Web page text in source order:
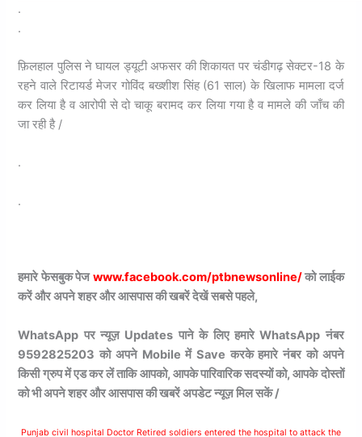
.
.
फ़िलहाल पुलिस ने घायल ड्यूटी अफसर की शिकायत पर चंडीगढ़ सेक्टर-18 के
रहने वाले रिटायर्ड मेजर गोविंद बख्शीश सिंह (61 साल) के खिलाफ मामला दर्ज
कर लिया है व आरोपी से दो चाकू बरामद कर लिया गया है व मामले की जाँच की
जा रही है /
.
.
हमारे फेसबुक पेजwww.facebook.com/ptbnewsonline/को लाईक
करें और अपने शहर और आसपास की खबरें देखें सबसे पहले,
WhatsApp पर न्यूज़ Updates पाने के लिए हमारे WhatsApp नंबर
9592825203 को अपने Mobile में Save करके हमारे नंबर को अपने
किसी ग्रुप में एड कर लें ताकि आपको, आपके पारिवारिक सदस्यों को, आपके दोस्तों
को भी अपने शहर और आसपास की खबरें अपडेट न्यूज़ मिल सकें /
Punjab civil hospital Doctor Retired soldiers entered the hospital to attack the